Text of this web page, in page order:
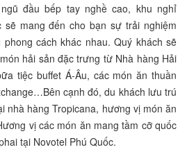
đầu bếp tay nghề cao, khu nghỉ
sẽ mang đến cho bạn sự trải nghiệm
cách khác nhau. Quý khách sẽ
hải sản đặc trưng từ Nhà hàng Hải
tiệc buffet Á-Âu, các món ăn thuần
cạnh đó, du khách lưu trú
nhà hàng Tropicana, hương vị món ăn
vị các món ăn mang tầm cỡ quốc
tại Novotel Phú Quốc.